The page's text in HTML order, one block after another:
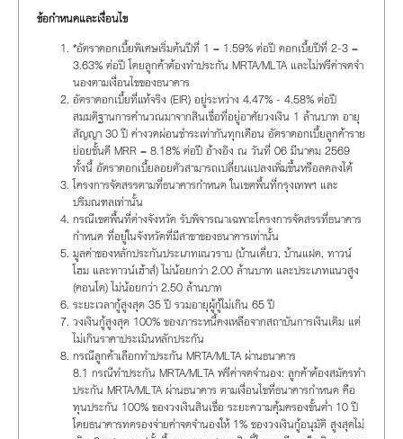
ข้อกำหนดและเงื่อนไข
*อัตราดอกเบี้ยพิเศษเริ่มต้นปีที่ 1 = 1.59% ต่อปี ดอกเบี้ยปีที่ 2-3 =
3.63% ต่อปี โดยลูกค้าต้องทำประกัน MRTA/MLTA และไม่ฟรีค่าจดจำ
นองตามเงื่อนไขของธนาคาร
อัตราดอกเบี้ยที่แท้จริง (EIR) อยู่ระหว่าง 4.47% - 4.58% ต่อปี
สมมติฐานการคำนวณมาจากสินเชื่อที่อยู่อาศัยวงเงิน 1 ล้านบาท อายุ
สัญญา 30 ปี ค่างวดผ่อนชำระเท่ากันทุกเดือน อัตราดอกเบี้ยลูกค้าราย
ย่อยชั้นดี MRR = 8.18% ต่อปี อ้างอิง ณ วันที่ 06 มีนาคม 2569
ทั้งนี้ อัตราดอกเบี้ยลอยตัวสามารถเปลี่ยนแปลงเพิ่มขึ้นหรือลดลงได้
โครงการจัดสรรตามที่ธนาคารกำหนด ในเขตพื้นที่กรุงเทพฯ และ
ปริมณฑลเท่านั้น
กรณีเขตพื้นที่ต่างจังหวัด รับพิจารณาเฉพาะโครงการจัดสรรที่ธนาคาร
กำหนด ที่อยู่ในจังหวัดที่มีสาขาของธนาคารเท่านั้น
มูลค่าของหลักประกันประเภทแนวราบ (บ้านเดี่ยว, บ้านแฝด, ทาวน์
โฮม และทาวน์เฮ้าส์) ไม่น้อยกว่า 2.00 ล้านบาท และประเภทแนวสูง
(คอนโด) ไม่น้อยกว่า 2.50 ล้านบาท
ระยะเวลากู้สูงสุด 35 ปี รวมอายุผู้กู้ไม่เกิน 65 ปี
วงเงินกู้สูงสุด 100% ของภาระหนี้คงเหลือจากสถาบันการเงินเดิม แต่
ไม่เกินราคาประเมินหลักประกัน
กรณีลูกค้าเลือกทำประกัน MRTA/MLTA ผ่านธนาคาร
8.1 กรณีทำประกัน MRTA/MLTA ฟรีค่าจดจำนอง: ลูกค้าต้องสมัครทำ
ประกัน MRTA/MLTA ผ่านธนาคาร ตามเงื่อนไขที่ธนาคารกำหนด คือ
ทุนประกัน 100% ของวงเงินสินเชื่อ ระยะความคุ้มครองขั้นต่ำ 10 ปี
โดยธนาคารทดรองจ่ายค่าจดจำนองให้ 1% ของวงเงินกู้อนุมัติ สูงสุดไม่